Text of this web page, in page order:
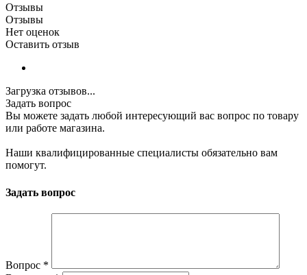
Отзывы
Отзывы
Нет оценок
Оставить отзыв
Загрузка отзывов...
Задать вопрос
Вы можете задать любой интересующий вас вопрос по товару
или работе магазина.
Наши квалифицированные специалисты обязательно вам
помогут.
Задать вопрос
Вопрос *